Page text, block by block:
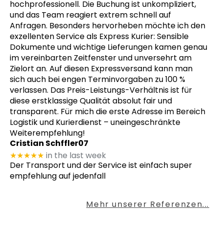
hochprofessionell. Die Buchung ist unkompliziert,
und das Team reagiert extrem schnell auf
Anfragen. Besonders hervorheben möchte ich den
exzellenten Service als Express Kurier: Sensible
Dokumente und wichtige Lieferungen kamen genau
im vereinbarten Zeitfenster und unversehrt am
Zielort an. Auf diesen Expressversand kann man
sich auch bei engen Terminvorgaben zu 100 %
verlassen. Das Preis-Leistungs-Verhältnis ist für
diese erstklassige Qualität absolut fair und
transparent. Für mich die erste Adresse im Bereich
Logistik und Kurierdienst – uneingeschränkte
Weiterempfehlung!
Cristian Schffler07
★★★★★ in the last week
Der Transport und der Service ist einfach super
empfehlung auf jedenfall
Mehr unserer Referenzen...